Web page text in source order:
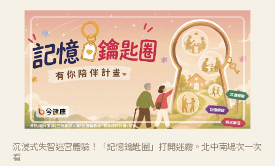
沉浸式失智迷宮體驗！「記憶鑰匙圈」打開迷霧。北中南場次一次
看